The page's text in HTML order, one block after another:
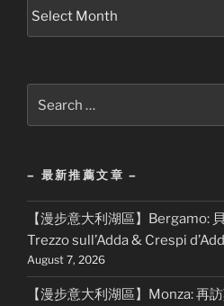
– 最新推薦文章 –
【漫步意大利湖區】Bergamo:
Trezzo sull’Adda & Crespi
August 7, 2026
【漫步意大利湖區】Monza: 再